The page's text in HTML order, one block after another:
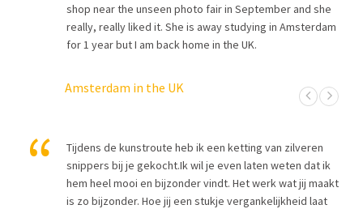
shop near the unseen photo fair in September and she
really, really liked it. She is away studying in Amsterdam
for 1 year but I am back home in the UK.
Amsterdam in the UK
Tijdens de kunstroute heb ik een ketting van zilveren
snippers bij je gekocht.Ik wil je even laten weten dat ik
hem heel mooi en bijzonder vindt. Het werk wat jij maakt
is zo bijzonder. Hoe jij een stukje vergankelijkheid laat